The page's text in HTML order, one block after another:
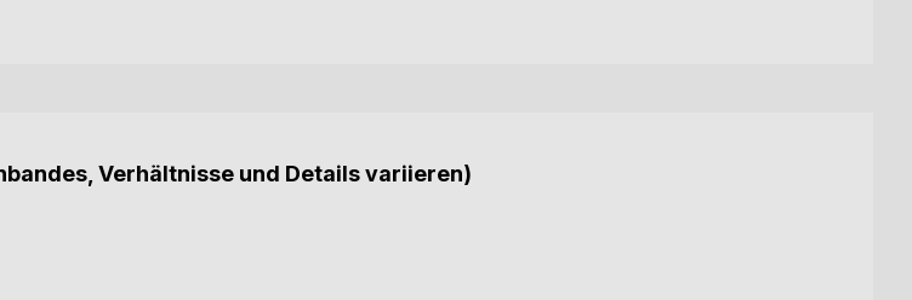
Verhältnisse und Details variieren)